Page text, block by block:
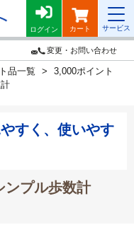
ログイン カート サービス
変更・お問い合わせ
品一覧
3,000ポイント
すく、使いやす
ンプル歩数計